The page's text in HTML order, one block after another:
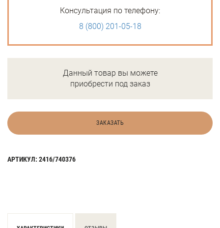
Консультация по телефону:
8 (800) 201-05-18
Данный товар вы можете
приобрести под заказ
ЗАКАЗАТЬ
АРТИКУЛ: 2416/740376